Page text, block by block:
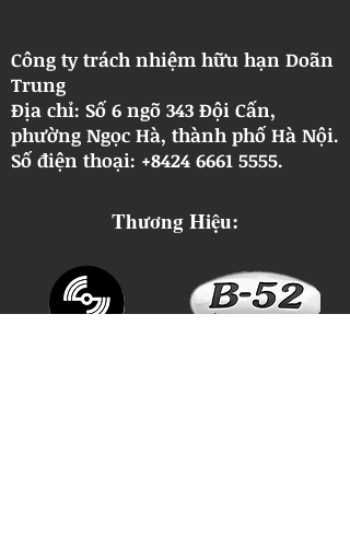
Công ty trách nhiệm hữu hạn Doãn
Trung
Địa chỉ: Số 6 ngõ 343 Đội Cấn,
phường Ngọc Hà, thành phố Hà Nội.
​Số điện thoại: +8424 6661 5555.
Thương Hiệu: